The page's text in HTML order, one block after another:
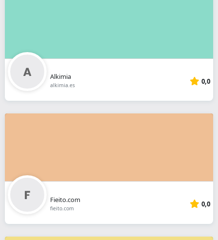
Alkimia
alkimia.es 0,0
Fieito.com
fieito.com 0,0